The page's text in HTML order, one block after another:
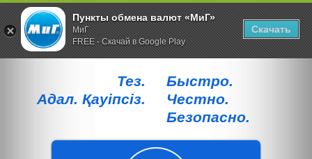
Тез.
Адал. Қауiпсiз.
Быстро.
Честно.
Безопасно.
Пункты обмена валют «МиГ»
МиГ
FREE - Скачай в Google Play
Скачать